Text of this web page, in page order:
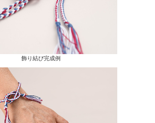
飾り結び完成例